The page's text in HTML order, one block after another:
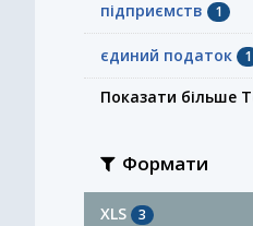
підприємств 1
єдиний податок 1
Показати більше
Формати
XLS 3